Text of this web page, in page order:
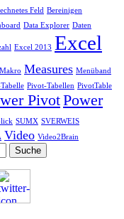
Feld Bereinigen
Data Explorer Daten
Excel 2013 Excel
Makro Measures Menüband
Pivot-Tabellen PivotTable
PivotPower
SUMX SVERWEIS
Video Video2Brain